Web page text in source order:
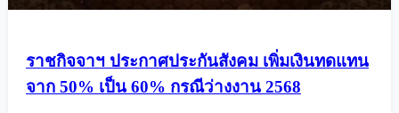
ราชกิจจาฯ ประกาศประกันสังคม เพิ่มเงินทดแทน
จาก 50% เป็น 60% กรณีว่างงาน 2568